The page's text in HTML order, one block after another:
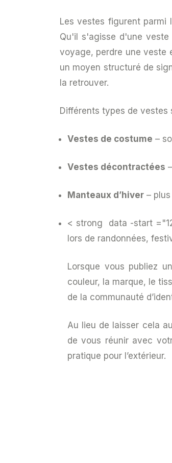
Les vestes figurent parmi
Qu'il s'agisse d'une veste
voyage, perdre une veste
un moyen structuré de
la retrouver.
Différents types de vestes
Vestes de costume –
Vestes décontractées
Manteaux d’hiver –
< strong data -start
lors de randonnées,
Lorsque vous publiez
couleur, la marque, le
de la communauté
Au lieu de laisser cela
de vous réunir avec
pratique pour l’extérieur.